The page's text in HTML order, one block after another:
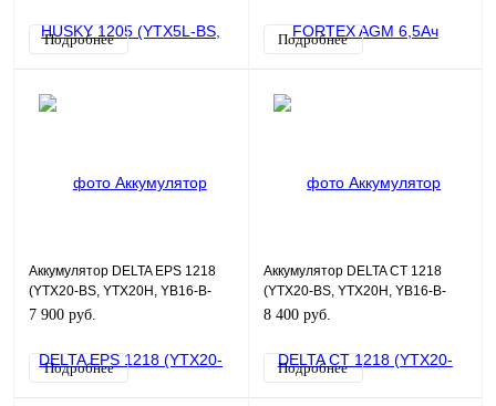
Подробнее Подробнее
Аккумулятор DELTA EPS 1218
(YTX20-BS, YTX20H, YB16-B-
CX, YB16-B, YB18-A)
7 900 руб.
Подробнее
Аккумулятор DELTA CT 1218
(YTX20-BS, YTX20H, YB16-B-
CX, YB16-B, YB18-A)
8 400 руб.
Подробнее